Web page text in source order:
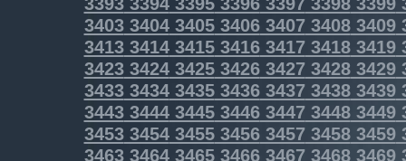
3403340434053406340734083409
3413341434153416341734183419
3423342434253426342734283429
3433343434353436343734383439
34433444344534463447 34483449
34533454345534563457 34583459
3463346434653466346734683469